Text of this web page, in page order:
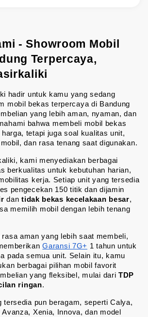
- Showroom Mobil
Terpercaya,
hadir untuk kamu yang sedang
mobil bekas terpercaya di Bandung
yang lebih aman, nyaman, dan
bahwa membeli mobil bekas
tetapi juga soal kualitas unit,
dan rasa tenang saat digunakan.
kami menyediakan berbagai
berkualitas untuk kebutuhan harian,
kerja. Setiap unit yang tersedia
dan tidak bekas kecelakaan besar,
memilih mobil dengan lebih tenang
aman yang lebih saat membeli,
Garansi 7G+ 1 tahun untuk
pada semua unit. Selain itu, kamu
berbagai pilihan mobil favorit
yang fleksibel, mulai dari TDP
ringan.
tersedia pun beragam, seperti Calya,
Xenia, Innova, dan model